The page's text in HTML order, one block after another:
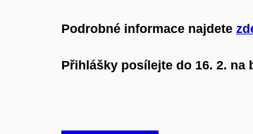
Podrobné informace najdete
Přihlášky posílejte do 16. 2. na